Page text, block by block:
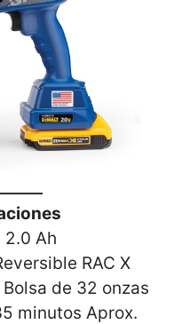
2.0 Ah
RAC X
de 32 onzas
minutos Aprox.